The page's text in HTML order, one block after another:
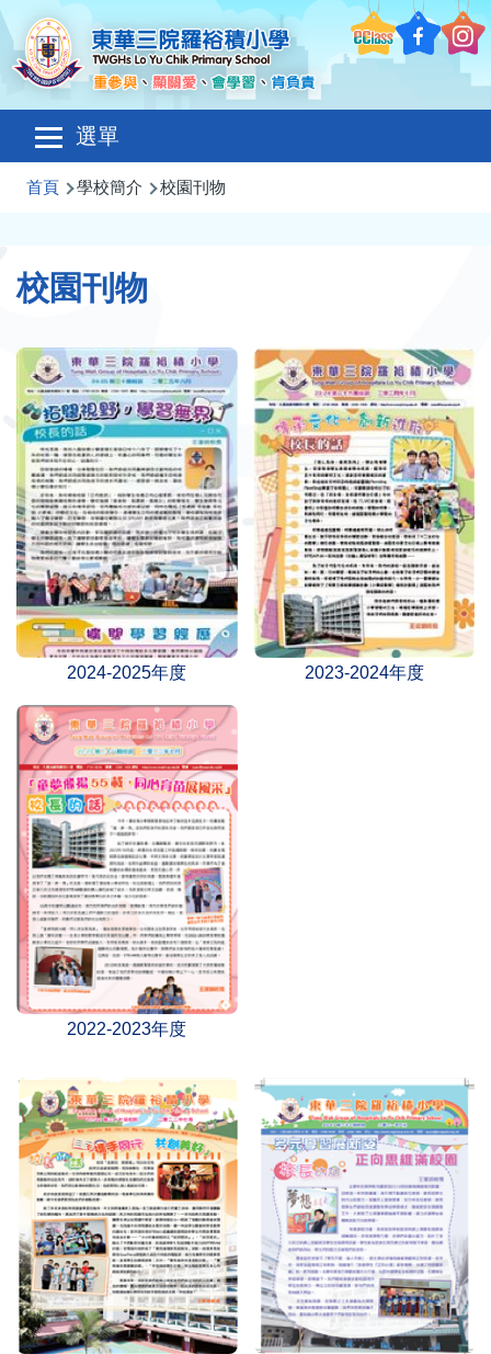
移至主內容
選單
Main
navigation
導
結
首頁 學校簡介 校園刊物
校園刊物
2024-2025年度 2023-2024年度
2022-2023年度